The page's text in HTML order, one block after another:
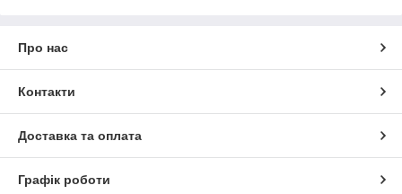
Про нас
Контакти
Доставка та оплата
Графік роботи